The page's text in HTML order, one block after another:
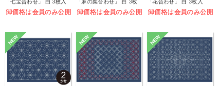
「七宝合わせ」 白 3枚入
(袋)
卸価格は会員のみ公開
「麻の葉合わせ」 白 3枚
入 (袋)
卸価格は会員のみ公開
「花合わせ」 白 3枚入
(袋)
卸価格は会員のみ公開
NEW NEW NEW